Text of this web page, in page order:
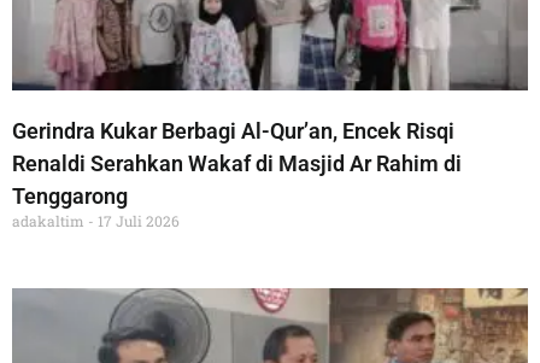
Gerindra Kukar Berbagi Al-Qur’an, Encek Risqi
Renaldi Serahkan Wakaf di Masjid Ar Rahim di
Tenggarong
adakaltim 17 Juli 2026